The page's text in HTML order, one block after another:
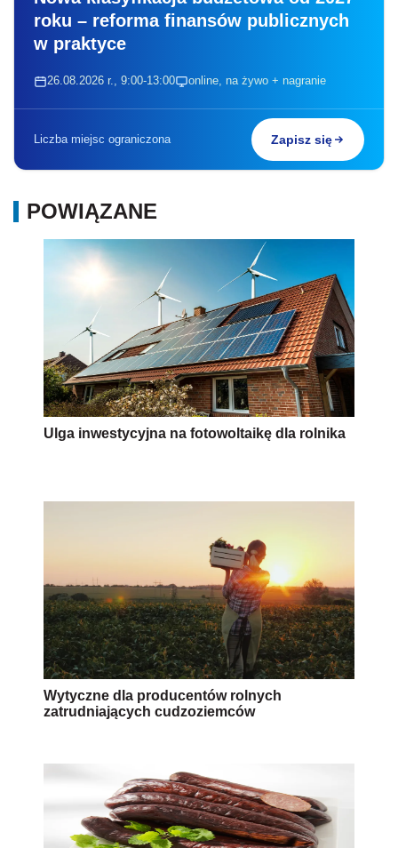
roku – reforma finansów publicznych
w praktyce
26.08.2026 r., 9:00-13:00 online, na żywo + nagranie
Liczba miejsc ograniczona Zapisz się
POWIĄZANE
Ulga inwestycyjna na fotowoltaikę dla rolnika
Wytyczne dla producentów rolnych
zatrudniających cudzoziemców